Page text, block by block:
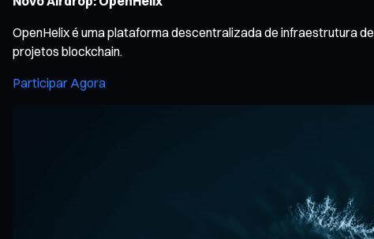
OpenHelix é uma plataforma descentralizada de infraestrutura
projetos blockchain.
Participar Agora